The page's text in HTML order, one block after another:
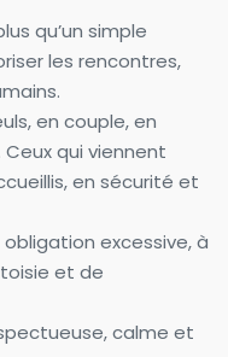
qu’un simple
les rencontres,
en couple, en
qui viennent
en sécurité et
excessive, à
et de
calme et